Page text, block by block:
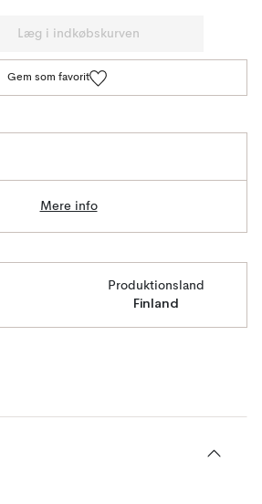
Læg i indkøbskurven
Gem som favorit
Mere info
Produktionsland
Finland